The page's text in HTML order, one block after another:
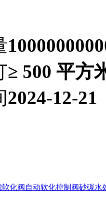
≥ 500 平方
2024-12-21
化阀自动软化控制阀砂碳水